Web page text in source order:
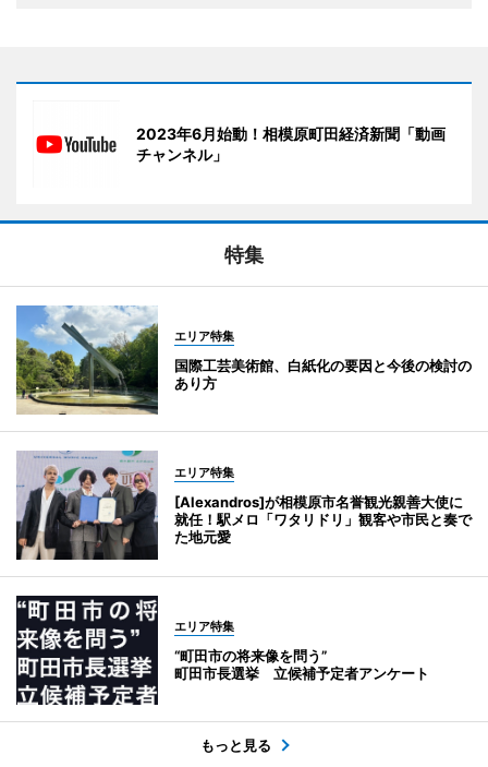
2023年6月始動！相模原町田経済新聞「動画
チャンネル」
特集
エリア特集
国際工芸美術館、白紙化の要因と今後の検討の
あり方
エリア特集
[Alexandros]が相模原市名誉観光親善大使に
就任！駅メロ「ワタリドリ」観客や市民と奏で
た地元愛
エリア特集
“町田市の将来像を問う”
町田市長選挙 立候補予定者アンケート
もっと見る